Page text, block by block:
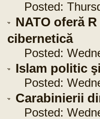
Posted:
NATO oferă
cibernetică
Posted:
Islam politic
Posted:
Carabinierii
Posted: